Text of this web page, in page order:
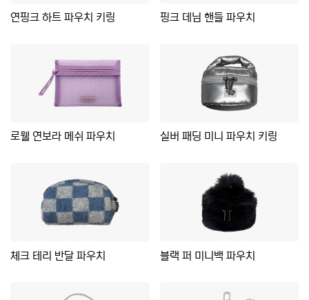
연핑크 하트 파우치 키링 핑크 데님 핸들 파우치
로웰 연보라 메쉬 파우치 실버 패딩 미니 파우치 키링
체크 테리 반달 파우치 블랙 퍼 미니백 파우치